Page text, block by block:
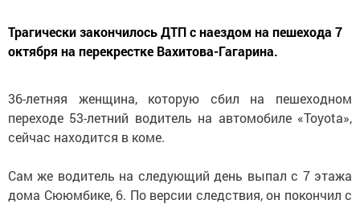
Трагически закончилось ДТП с наездом на пешехода 7
октября на перекрестке Вахитова-Гагарина.
36-летняя женщина, которую сбил на пешеходном
переходе 53-летний водитель на автомобиле «Toyota»,
сейчас находится в коме.
Сам же водитель на следующий день выпал с 7 этажа
дома Сююмбике, 6. По версии следствия, он покончил с